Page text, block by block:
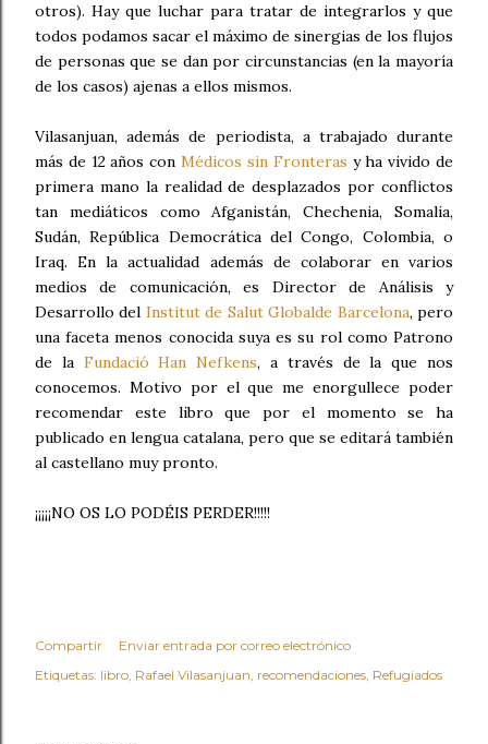
otros). Hay que luchar para tratar de integrarlos y que
todos podamos sacar el máximo de sinergias de los flujos
de personas que se dan por circunstancias (en la mayoría
de los casos) ajenas a ellos mismos.
Vilasanjuan, además de periodista, a trabajado durante
más de 12 años conMédicos sin Fronteras y ha vivido de
primera mano la realidad de desplazados por conflictos
tan mediáticos como Afganistán, Chechenia, Somalia,
Sudán, República Democrática del Congo, Colombia, o
Iraq. En la actualidad además de colaborar en varios
medios de comunicación, es Director de Análisis y
Desarrollo del Institut de Salut Globalde Barcelona, pero
una faceta menos conocida suya es su rol como Patrono
de la Fundació Han Nefkens, a través de la que nos
conocemos. Motivo por el que me enorgullece poder
recomendar este libro que por el momento se ha
publicado en lengua catalana, pero que se editará también
al castellano muy pronto.
¡¡¡¡¡NO OS LO PODÉIS PERDER!!!!!
Compartir
Enviar entrada por correo electrónico
Etiquetas: libro Rafael Vilasanjuan recomendaciones Refugiados